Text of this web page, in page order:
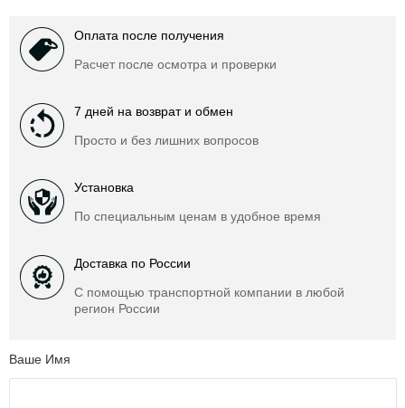
Оплата после получения
Расчет после осмотра и проверки
7 дней на возврат и обмен
Просто и без лишних вопросов
Установка
По специальным ценам в удобное время
Доставка по России
С помощью транспортной компании в любой
регион России
Ваше Имя